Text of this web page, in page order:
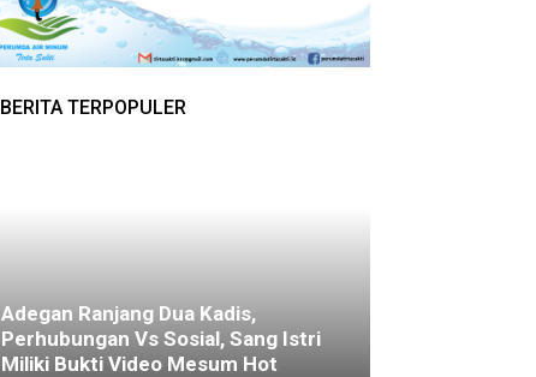
BERITA TERPOPULER
Adegan Ranjang Dua Kadis,
Perhubungan Vs Sosial, Sang Istri
Miliki Bukti Video Mesum Hot